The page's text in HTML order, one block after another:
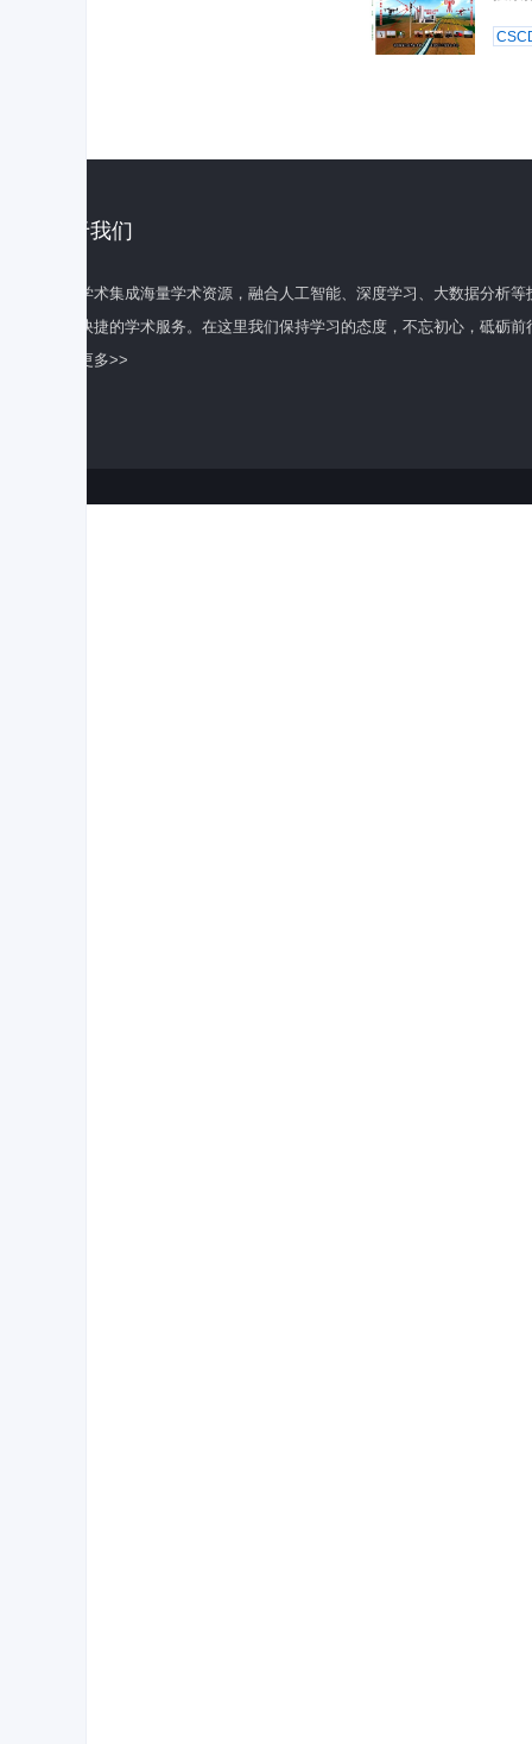
关于我们
百度学术集成海量学术资源，融合人工智能、深度学习、大数据分析
全面快捷的学术服务。在这里我们保持学习的态度，不忘初心，砥砺前
了解更多>>